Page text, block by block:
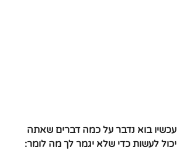
עכשיו בוא נדבר על כמה דברים שאתה
יכול לעשות כדי שלא יגמר לך מה לומר: